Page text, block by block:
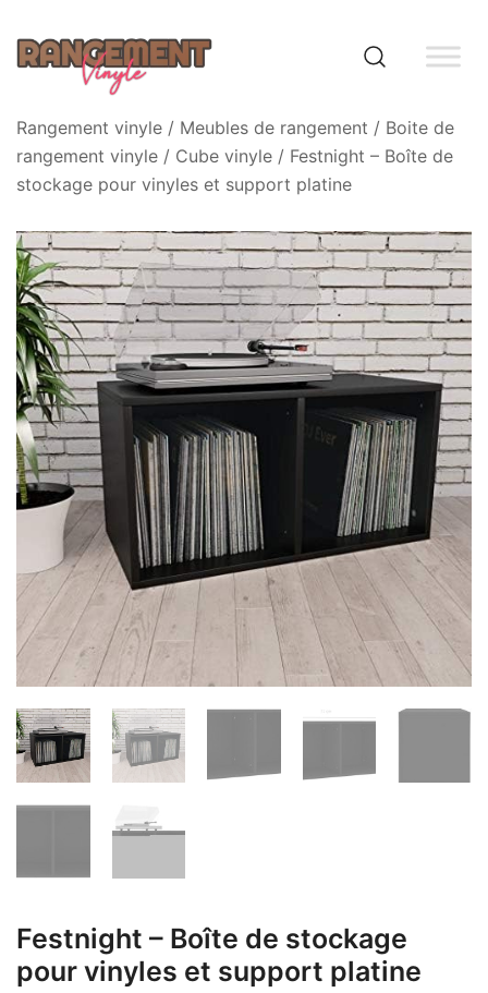
content
Rangement vinyle
Rangement vinyle / Meubles de rangement / Boite de
rangement vinyle / Cube vinyle / Festnight – Boîte de
stockage pour vinyles et support platine
Festnight – Boîte de stockage
pour vinyles et support platine